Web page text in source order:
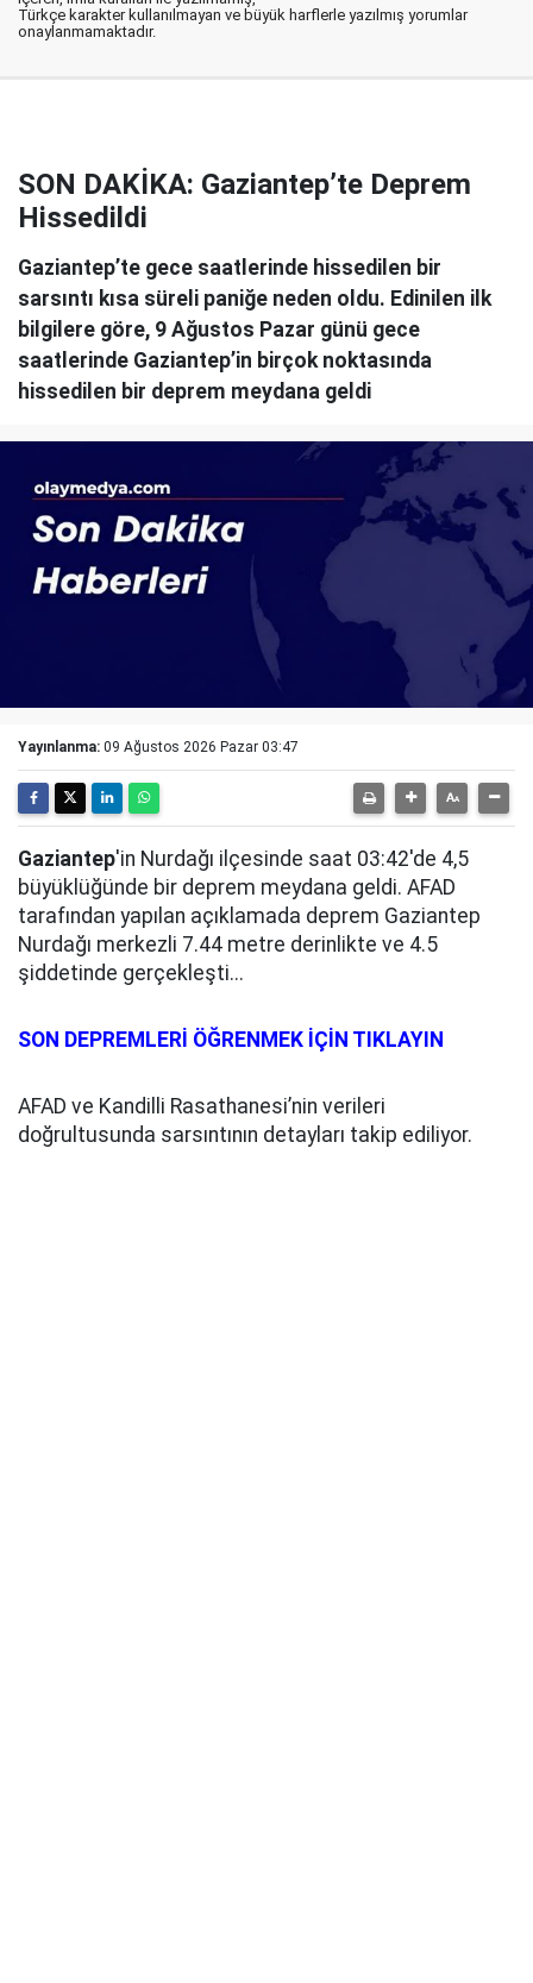
Türkçe karakter kullanılmayan ve büyük harflerle yazılmış yorumlar
onaylanmamaktadır.
SON DAKİKA: Gaziantep’te Deprem
Hissedildi
Gaziantep’te gece saatlerinde hissedilen bir
sarsıntı kısa süreli paniğe neden oldu. Edinilen ilk
bilgilere göre, 9 Ağustos Pazar günü gece
saatlerinde Gaziantep’in birçok noktasında
hissedilen bir deprem meydana geldi
Yayınlanma: 09 Ağustos 2026 Pazar 03:47
Gaziantep'in Nurdağı ilçesinde saat 03:42'de 4,5
büyüklüğünde bir deprem meydana geldi. AFAD
tarafından yapılan açıklamada deprem Gaziantep
Nurdağı merkezli 7.44 metre derinlikte ve 4.5
şiddetinde gerçekleşti...
SON DEPREMLERİ ÖĞRENMEK İÇİN TIKLAYIN
AFAD ve Kandilli Rasathanesi’nin verileri
doğrultusunda sarsıntının detayları takip ediliyor.